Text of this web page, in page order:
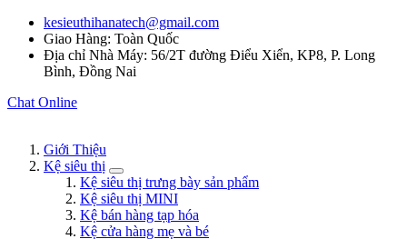
kesieuthihanatech@gmail.com
Giao Hàng: Toàn Quốc
Địa chỉ Nhà Máy: 56/2T đường Điểu Xiển, KP8, P. Long
Bình, Đồng Nai
Chat Online
Giới Thiệu
Kệ siêu thị
Kệ siêu thị trưng bày sản phẩm
Kệ siêu thị MINI
Kệ bán hàng tạp hóa
Kệ cửa hàng mẹ và bé